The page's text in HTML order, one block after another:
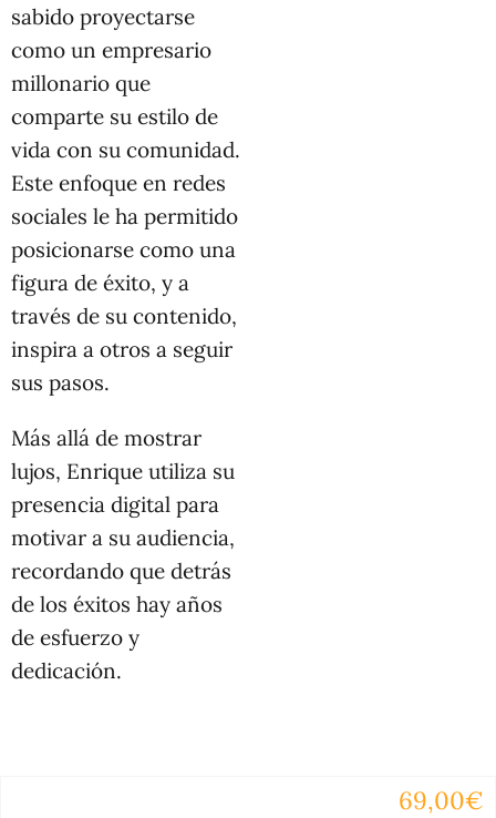
sabido proyectarse
como un empresario
millonario que
comparte su estilo de
vida con su comunidad.
Este enfoque en redes
sociales le ha permitido
posicionarse como una
figura de éxito, y a
través de su contenido,
inspira a otros a seguir
sus pasos.
Más allá de mostrar
lujos, Enrique utiliza su
presencia digital para
motivar a su audiencia,
recordando que detrás
de los éxitos hay años
de esfuerzo y
dedicación.
69,00€